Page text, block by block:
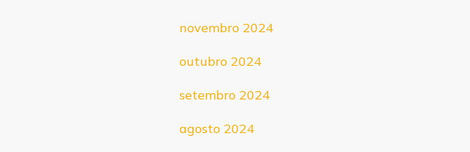
novembro 2024
outubro 2024
setembro 2024
agosto 2024